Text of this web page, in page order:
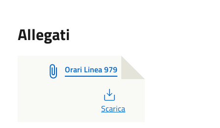
Allegati
Orari Linea 979
PDF
Scarica